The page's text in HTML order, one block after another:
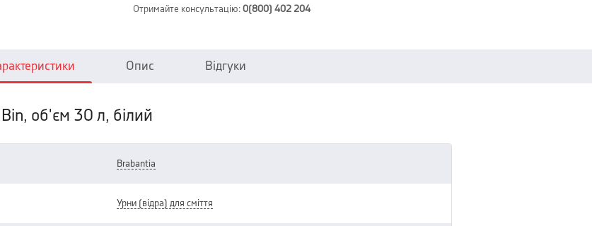
Отримайте консультацію: 0(800) 402 204
Опис Відгуки
об'єм 30 л, білий
brabantia
урни (відра) для сміття